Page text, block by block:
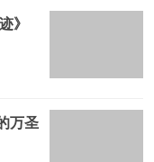
》
万圣